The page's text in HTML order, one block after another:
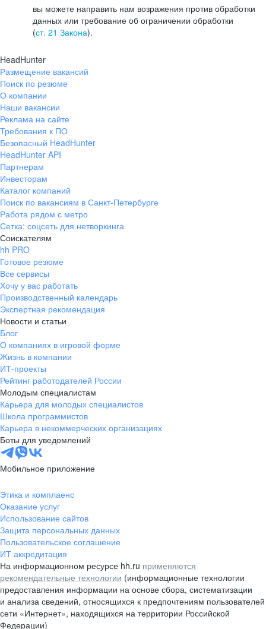
вы можете направить нам возражения против обработки
данных или требование об ограничении обработки
(ст. 21 Закона).
HeadHunter
Размещение вакансий
Поиск по резюме
О компании
Наши вакансии
Реклама на сайте
Требования к ПО
Безопасный HeadHunter
HeadHunter API
Партнерам
Инвесторам
Каталог компаний
Поиск по вакансиям в Санкт-Петербурге
Работа рядом с метро
Сетка: соцсеть для нетворкинга
Соискателям
hh PRO
Готовое резюме
Все сервисы
Хочу у вас работать
Производственный календарь
Экспертная рекомендация
Новости и статьи
Блог
О компаниях в игровой форме
Жизнь в компании
ИТ-проекты
Рейтинг работодателей России
Молодым специалистам
Карьера для молодых специалистов
Школа программистов
Карьера в некоммерческих организациях
Боты для уведомлений
Мобильное приложение
Этика и комплаенс
Оказание услуг
Использование сайтов
Защита персональных данных
Пользовательское соглашение
ИТ аккредитация
На информационном ресурсе hh.ru применяются
рекомендательные технологии (информационные технологии
предоставления информации на основе сбора, систематизации
и анализа сведений, относящихся к предпочтениям пользователей
сети «Интернет», находящихся на территории Российской
Федерации)